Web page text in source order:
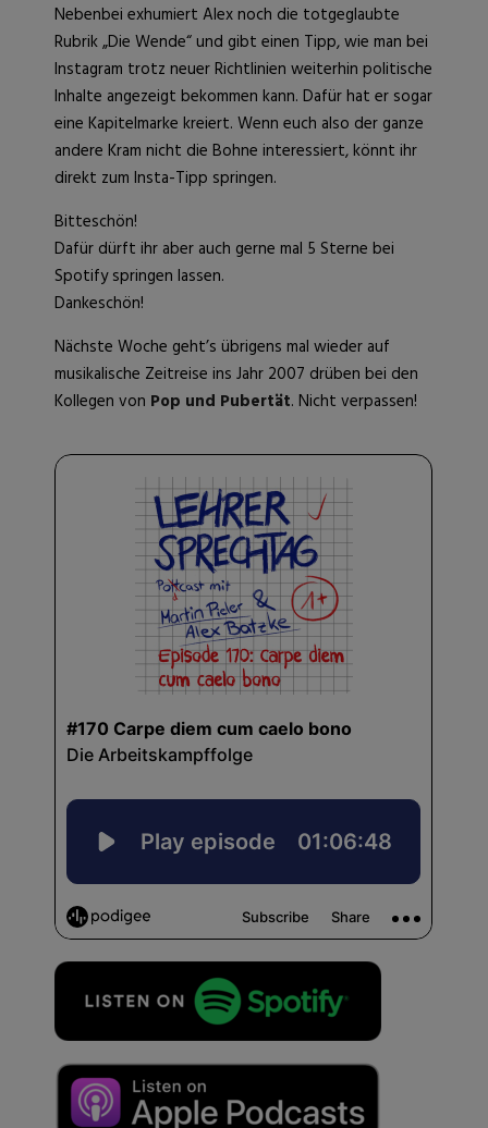
Nebenbei exhumiert Alex noch die totgeglaubte
Rubrik „Die Wende“ und gibt einen Tipp, wie man bei
Instagram trotz neuer Richtlinien weiterhin politische
Inhalte angezeigt bekommen kann. Dafür hat er sogar
eine Kapitelmarke kreiert. Wenn euch also der ganze
andere Kram nicht die Bohne interessiert, könnt ihr
direkt zum Insta-Tipp springen.
Bitteschön!
Dafür dürft ihr aber auch gerne mal 5 Sterne bei
Spotify springen lassen.
Dankeschön!
Nächste Woche geht’s übrigens mal wieder auf
musikalische Zeitreise ins Jahr 2007 drüben bei den
Kollegen von Pop und Pubertät. Nicht verpassen!